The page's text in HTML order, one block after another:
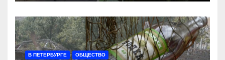
В ПЕТЕРБУРГЕ ОБЩЕСТВО